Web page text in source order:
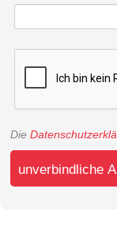
Die
unverbindliche